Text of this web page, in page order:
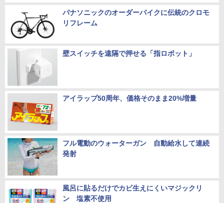
パナソニックのオーダーバイクに伝統のクロモ
リフレーム
壁スイッチを遠隔で押せる「指ロボット」
アイラップ50周年、価格そのまま20%増量
フル電動のウォーターガン 自動給水して連続
発射
風呂に貼るだけでカビ生えにくいマジックリ
ン 塩素不使用